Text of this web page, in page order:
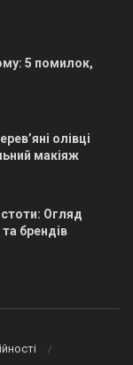
5 помилок,
олівці
макіяж
Огляд
брендів